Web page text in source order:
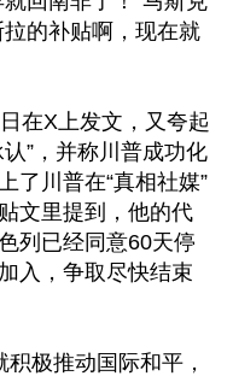
的补贴啊，现在就
在X上发文，又夸起
”，并称川普成功化
了川普在“真相社媒”
文里提到，他的代
列已经同意60天停
入，争取尽快结束
极推动国际和平，